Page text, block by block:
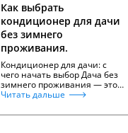
Как выбрать
кондиционер для дачи
без зимнего
проживания.
Кондиционер для дачи: с
чего начать выбор Дача без
зимнего проживания — это…
Читать дальше